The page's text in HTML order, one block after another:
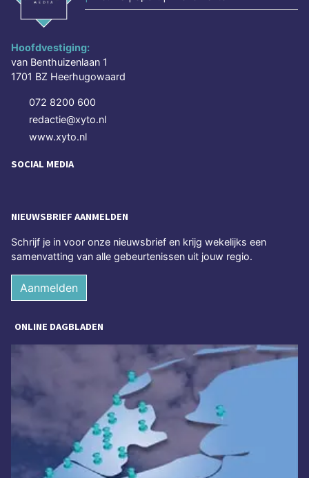
Hoofdvestiging:
van Benthuizenlaan 1
1701 BZ Heerhugowaard
072 8200 600
redactie@xyto.nl
www.xyto.nl
SOCIAL MEDIA
NIEUWSBRIEF AANMELDEN
Schrijf je in voor onze nieuwsbrief en krijg wekelijks een
samenvatting van alle gebeurtenissen uit jouw regio.
Aanmelden
ONLINE DAGBLADEN